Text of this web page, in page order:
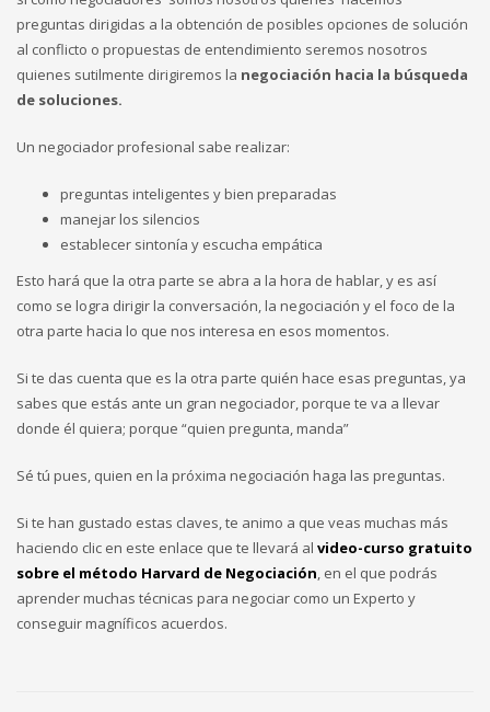
preguntas dirigidas a la obtención de posibles opciones de solución
al conflicto o propuestas de entendimiento seremos nosotros
quienes sutilmente dirigiremos la negociación hacia la búsqueda
de soluciones.
Un negociador profesional sabe realizar:
preguntas inteligentes y bien preparadas
manejar los silencios
establecer sintonía y escucha empática
Esto hará que la otra parte se abra a la hora de hablar, y es así
como se logra dirigir la conversación, la negociación y el foco de la
otra parte hacia lo que nos interesa en esos momentos.
Si te das cuenta que es la otra parte quién hace esas preguntas, ya
sabes que estás ante un gran negociador, porque te va a llevar
donde él quiera; porque “quien pregunta, manda”
Sé tú pues, quien en la próxima negociación haga las preguntas.
Si te han gustado estas claves, te animo a que veas muchas más
haciendo clic en este enlace que te llevará al video-curso gratuito
sobre el método Harvard de Negociación, en el que podrás
aprender muchas técnicas para negociar como un Experto y
conseguir magníficos acuerdos.